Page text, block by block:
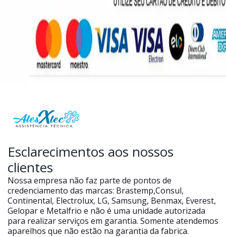
Esclarecimentos aos nossos
clientes
Nossa empresa não faz parte de pontos de
credenciamento das marcas: Brastemp,Consul,
Continental, Electrolux, LG, Samsung, Benmax, Everest,
Gelopar e Metalfrio e não é uma unidade autorizada
para realizar serviços em garantia. Somente atendemos
aparelhos que não estão na garantia da fabrica.